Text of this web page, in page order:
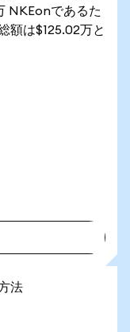
NKEonであるた
額は$125.02万と
法